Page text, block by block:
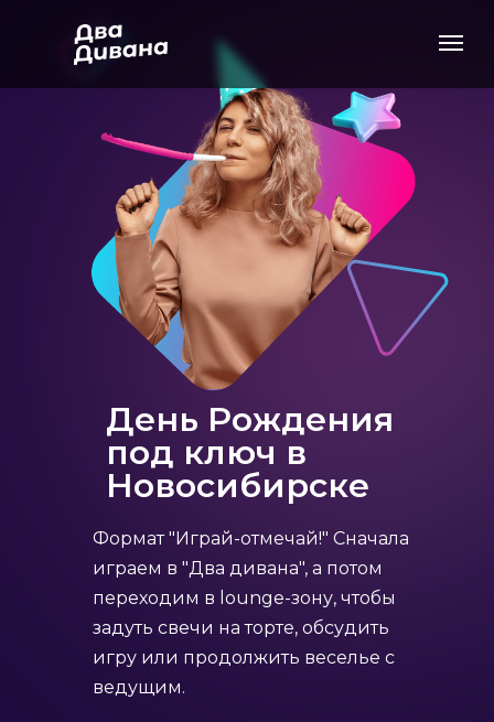
День Рождения
под ключ в
Новосибирске
Формат "Играй-отмечай!" Сначала
играем в "Два дивана", а потом
переходим в lounge-зону, чтобы
задуть свечи на торте, обсудить
игру или продолжить веселье с
ведущим.